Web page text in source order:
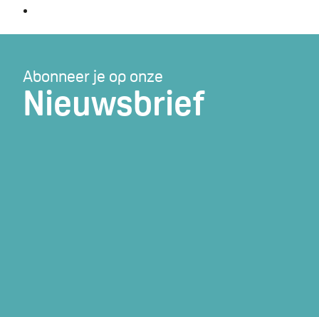
Abonneer je op onze
Nieuwsbrief